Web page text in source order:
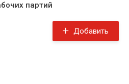
партий
Добавить